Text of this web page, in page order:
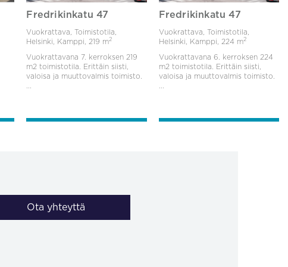
Fredrikinkatu 47
Vuokrattava, Toimistotila,
Helsinki, Kamppi, 219 m2
Vuokrattavana 7. kerroksen 219
m2 toimistotila. Erittäin siisti,
valoisa ja muuttovalmis toimisto.
Fredrikinkatu 47
Vuokrattava, Toimistotila,
Helsinki, Kamppi,
224 m2
Vuokrattavana 6. kerroksen 224
m2 toimistotila. Erittäin siisti,
valoisa ja muuttovalmis toimisto.
Ota yhteyttä